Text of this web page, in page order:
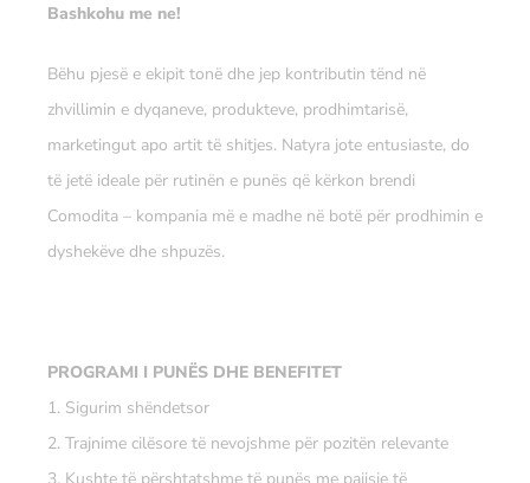
Bashkohu me ne!
Bëhu pjesë e ekipit tonë dhe jep kontributin tënd në
zhvillimin e dyqaneve, produkteve, prodhimtarisë,
marketingut apo artit të shitjes. Natyra jote entusiaste, do
të jetë ideale për rutinën e punës që kërkon brendi
Comodita – kompania më e madhe në botë për prodhimin e
dyshekëve dhe shpuzës.
PROGRAMI I PUNËS DHE BENEFITET
1. Sigurim shëndetsor
2. Trajnime cilësore të nevojshme për pozitën relevante